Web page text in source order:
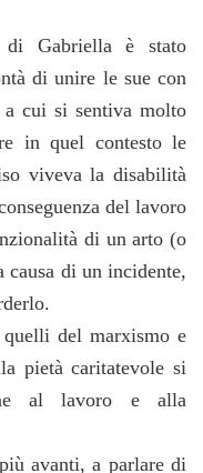
Gabriella è stato
di unire le sue con
cui si sentiva molto
in quel contesto le
viveva la disabilità
del lavoro
di un arto (o
causa di un incidente,
del marxismo e
pietà caritatevole si
al lavoro e alla
avanti, a parlare di